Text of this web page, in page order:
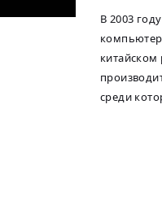
В 2003
среди